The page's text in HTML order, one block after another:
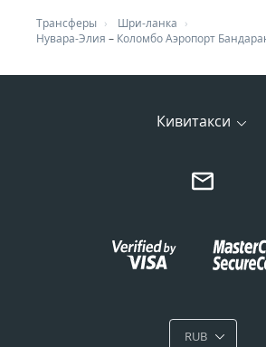
Трансферы
Шри-ланка
Нувара-Элия – Коломбо Аэропорт
Кивитакси
RUB